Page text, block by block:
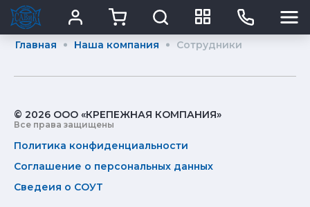
Главная Наша компания Сотрудники
© 2026 ООО «КРЕПЕЖНАЯ КОМПАНИЯ»
Все права защищены
Политика конфиденциальности
Соглашение о персональных данных
Сведеия о СОУТ